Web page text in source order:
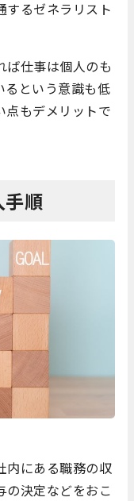
するゼネラリスト
ば仕事は個人のも
るという意識も低
点もデメリットで
順
内にある職務の収
の決定などをおこ